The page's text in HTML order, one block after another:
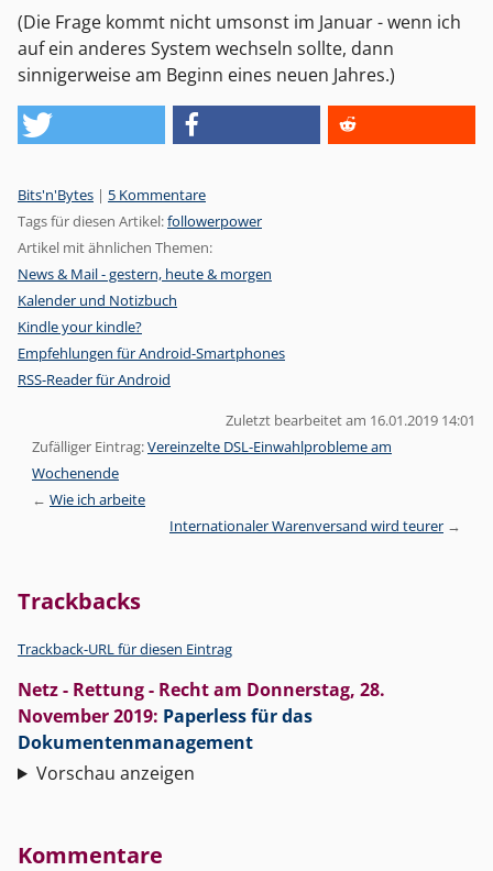
(Die Frage kommt nicht umsonst im Januar - wenn ich
auf ein anderes System wechseln sollte, dann
sinnigerweise am Beginn eines neuen Jahres.)
Kategorien:
Bits'n'Bytes | 5 Kommentare
Tags für diesen Artikel:followerpower
Artikel mit ähnlichen Themen:
News & Mail - gestern, heute & morgen
Kalender und Notizbuch
Kindle your kindle?
Empfehlungen für Android-Smartphones
RSS-Reader für Android
Zuletzt bearbeitet am 16.01.2019 14:01
Zufälliger Eintrag:Vereinzelte DSL-Einwahlprobleme am
Wochenende
Wie ich arbeite
Internationaler Warenversand wird teurer
Trackbacks
Trackback-URL für diesen Eintrag
Netz - Rettung - Rechtam Donnerstag, 28.
November 2019: Paperless für das
Dokumentenmanagement
Vorschau anzeigen
Kommentare